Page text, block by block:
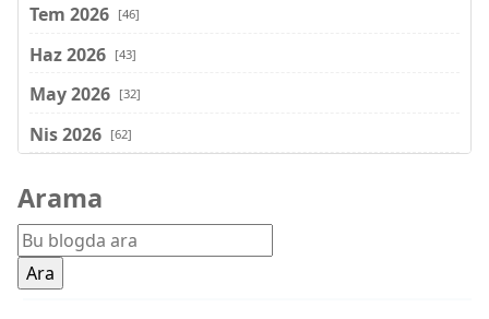
Tem 2026 [46]
Haz 2026 [43]
May 2026 [32]
Nis 2026 [62]
Şub 2026
Oca 2026 [72]
Ara 2025
Arama